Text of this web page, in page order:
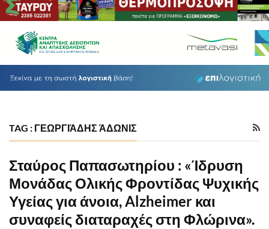
TAG : ΓΕΩΡΓΙΆΔΗΣ ΆΔΩΝΙΣ
Σταύρος Παπασωτηρίου : «Ίδρυση
Μονάδας Ολικής Φροντίδας Ψυχικής
Υγείας για άνοια, Alzheimer και
συναφείς διαταραχές στη Φλώρινα».